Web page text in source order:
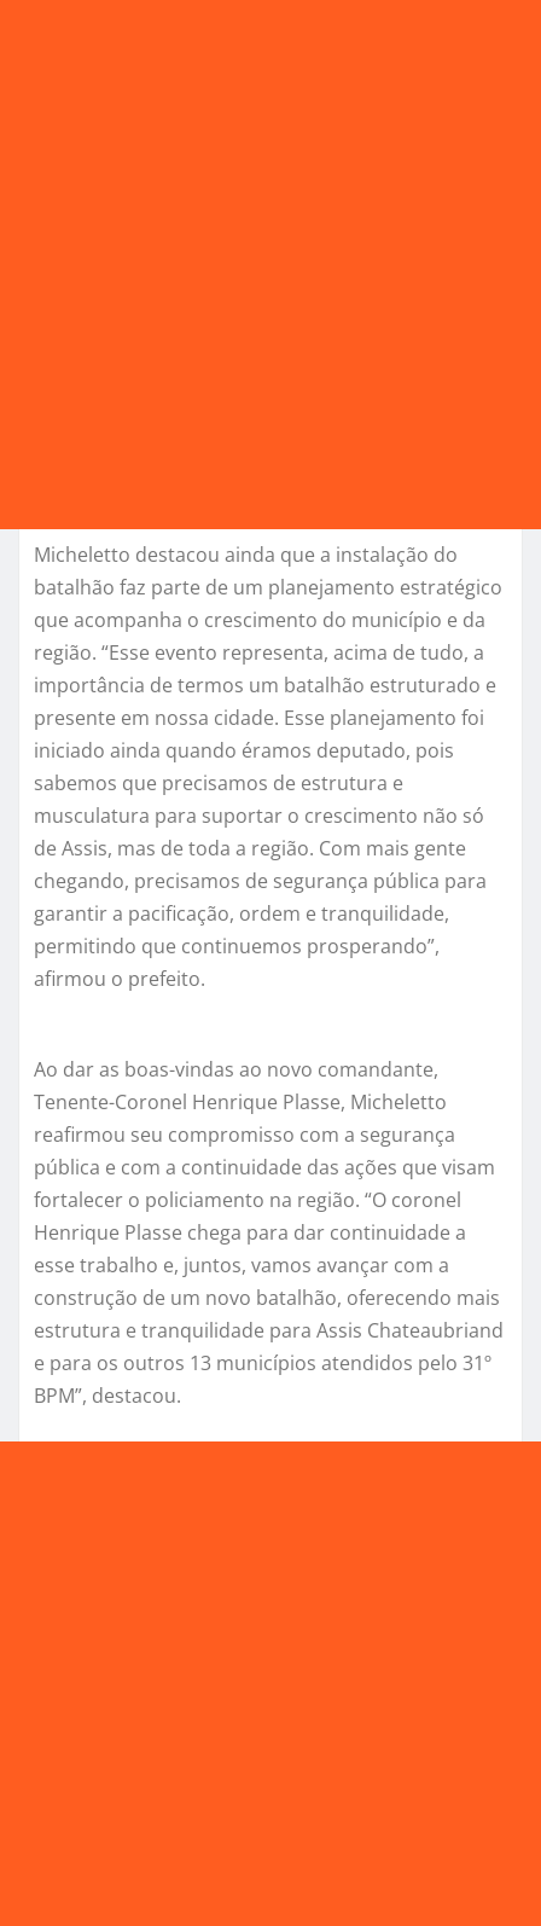
Micheletto destacou ainda que a instalação do
batalhão faz parte de um planejamento estratégico
que acompanha o crescimento do município e da
região. “Esse evento representa, acima de tudo, a
importância de termos um batalhão estruturado e
presente em nossa cidade. Esse planejamento foi
iniciado ainda quando éramos deputado, pois
sabemos que precisamos de estrutura e
musculatura para suportar o crescimento não só
de Assis, mas de toda a região. Com mais gente
chegando, precisamos de segurança pública para
garantir a pacificação, ordem e tranquilidade,
permitindo que continuemos prosperando”,
afirmou o prefeito.
Ao dar as boas-vindas ao novo comandante,
Tenente-Coronel Henrique Plasse, Micheletto
reafirmou seu compromisso com a segurança
pública e com a continuidade das ações que visam
fortalecer o policiamento na região. “O coronel
Henrique Plasse chega para dar continuidade a
esse trabalho e, juntos, vamos avançar com a
construção de um novo batalhão, oferecendo mais
estrutura e tranquilidade para Assis Chateaubriand
e para os outros 13 municípios atendidos pelo 31º
BPM”, destacou.